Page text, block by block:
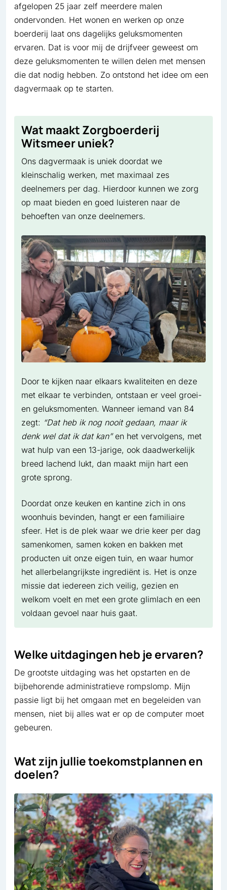
afgelopen 25 jaar zelf meerdere malen
ondervonden. Het wonen en werken op onze
boerderij laat ons dagelijks geluksmomenten
ervaren. Dat is voor mij de drijfveer geweest om
deze geluksmomenten te willen delen met mensen
die dat nodig hebben. Zo ontstond het idee om een
dagvermaak op te starten.
Wat maakt Zorgboerderij
Witsmeer uniek?
Ons dagvermaak is uniek doordat we
kleinschalig werken, met maximaal zes
deelnemers per dag. Hierdoor kunnen we zorg
op maat bieden en goed luisteren naar de
behoeften van onze deelnemers.
Door te kijken naar elkaars kwaliteiten en deze
met elkaar te verbinden, ontstaan er veel groei-
en geluksmomenten. Wanneer iemand van 84
zegt: “Dat heb ik nog nooit gedaan, maar ik
denk wel dat ik dat kan”en het vervolgens, met
wat hulp van een 13-jarige, ook daadwerkelijk
breed lachend lukt, dan maakt mijn hart een
grote sprong.
Doordat onze keuken en kantine zich in ons
woonhuis bevinden, hangt er een familiaire
sfeer. Het is de plek waar we drie keer per dag
samenkomen, samen koken en bakken met
producten uit onze eigen tuin, en waar humor
het allerbelangrijkste ingrediënt is. Het is onze
missie dat iedereen zich veilig, gezien en
welkom voelt en met een grote glimlach en een
voldaan gevoel naar huis gaat.
Welke uitdagingen heb je ervaren?
De grootste uitdaging was het opstarten en de
bijbehorende administratieve rompslomp. Mijn
passie ligt bij het omgaan met en begeleiden van
mensen, niet bij alles wat er op de computer moet
gebeuren.
Wat zijn jullie toekomstplannen en
doelen?